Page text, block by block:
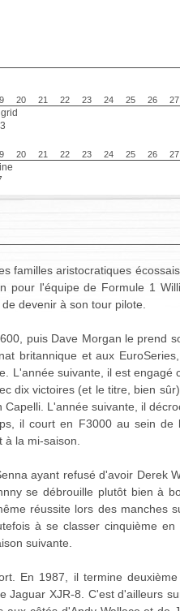
20 21 22 23 24 25 26 27
20 21 22 23 24 25 26 27
familles aristocratiques
pour l'équipe de Formule 1
devenir à son tour pilote.
puis Dave Morgan le prend
britannique et aux
L'année suivante, il est engagé
dix victoires (et le titre, bien
L'année suivante, il
il court en F3000 au sein de
la mi-saison.
ayant refusé d'avoir Derek
se débrouille plutôt bien à
réussite lors des manches
à se classer cinquième
suivante.
En 1987, il termine
Jaguar XJR-8. C'est d'ailleurs